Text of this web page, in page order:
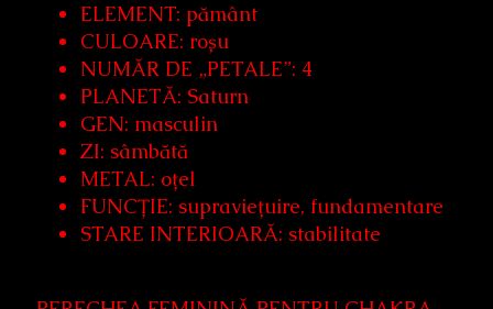
ELEMENT: pământ
CULOARE: roșu
NUMĂR DE „PETALE”: 4
PLANETĂ: Saturn
GEN: masculin
ZI: sâmbătă
METAL: oțel
FUNCȚIE: supraviețuire, fundamentare
STARE INTERIOARĂ: stabilitate